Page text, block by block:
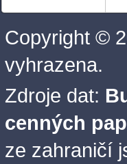
Copyright ©
vyhrazena.
Zdroje dat:
cenných
ze zahraničí